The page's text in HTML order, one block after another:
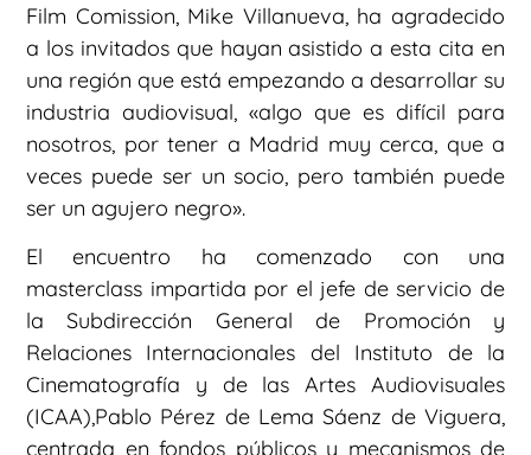
Film Comission, Mike Villanueva, ha agradecido
a los invitados que hayan asistido a esta cita en
una región que está empezando a desarrollar su
industria audiovisual, «algo que es difícil para
nosotros, por tener a Madrid muy cerca, que a
veces puede ser un socio, pero también puede
ser un agujero negro».
El encuentro ha comenzado con una
masterclass impartida por el jefe de servicio de
la Subdirección General de Promoción y
Relaciones Internacionales del Instituto de la
Cinematografía y de las Artes Audiovisuales
(ICAA),Pablo Pérez de Lema Sáenz de Viguera,
centrada en fondos públicos y mecanismos de